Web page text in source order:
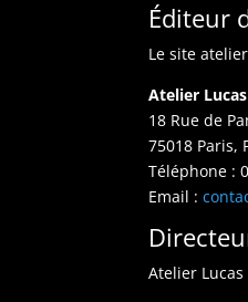
Éditeur
Le site
Atelier Lucas
18 Rue de
75018 Paris,
Téléphone :
Email :
Atelier Lucas